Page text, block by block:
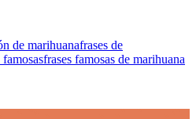
de marihuanafrases de
frases famosas de marihuana